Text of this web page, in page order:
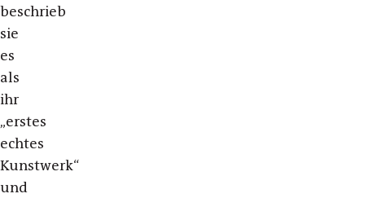
beschrieb
sie
es
als
ihr
„erstes
echtes
Kunstwerk“
und